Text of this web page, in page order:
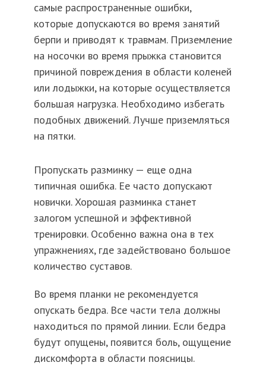
самые распространенные ошибки,
которые допускаются во время занятий
берпи и приводят к травмам. Приземление
на носочки во время прыжка становится
причиной повреждения в области коленей
или лодыжки, на которые осуществляется
большая нагрузка. Необходимо избегать
подобных движений. Лучше приземляться
на пятки.
Пропускать разминку — еще одна
типичная ошибка. Ее часто допускают
новички. Хорошая разминка станет
залогом успешной и эффективной
тренировки. Особенно важна она в тех
упражнениях, где задействовано большое
количество суставов.
Во время планки не рекомендуется
опускать бедра. Все части тела должны
находиться по прямой линии. Если бедра
будут опущены, появится боль, ощущение
дискомфорта в области поясницы.